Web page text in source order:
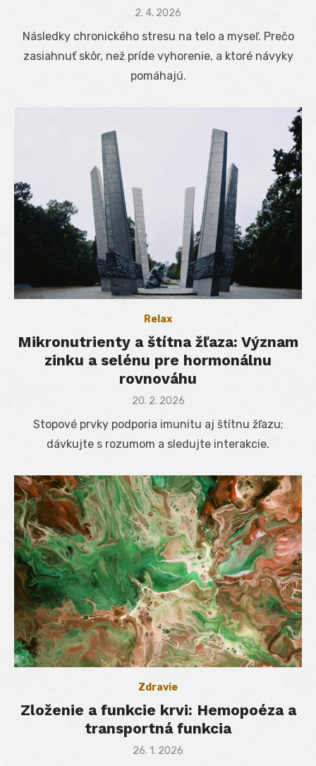
Posted
2. 4. 2026
Následky chronického stresu na telo a myseľ. Prečo
zasiahnuť skôr, než príde vyhorenie, a ktoré návyky
pomáhajú.
Relax
Mikronutrienty a štítna žľaza: Význam
zinku a selénu pre hormonálnu
rovnováhu
Posted
20. 2. 2026
Stopové prvky podporia imunitu aj štítnu žľazu;
dávkujte s rozumom a sledujte interakcie.
Zdravie
Zloženie a funkcie krvi: Hemopoéza a
transportná funkcia
Posted
26. 1. 2026